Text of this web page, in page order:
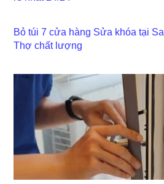
Bỏ túi 7 cửa hàng Sửa khóa tại
Thợ chất lượng